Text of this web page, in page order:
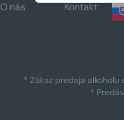
O nás Kontakt
* Zákaz predaja alkoholu
*